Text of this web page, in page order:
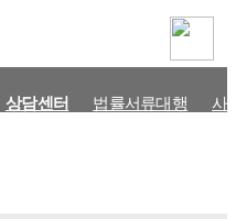
상담센터 법률서류대행 사